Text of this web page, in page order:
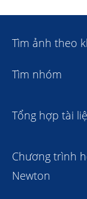
Tìm ảnh theo
Tìm nhóm
Tổng hợp tài
Chương trình
Newton